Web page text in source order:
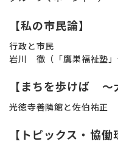
【私の市民論】
行政と市民
岩川 徹（「鷹巣福祉塾」
【まちを歩けば ～
光徳寺善隣館と佐伯祐正
【トピックス・協働